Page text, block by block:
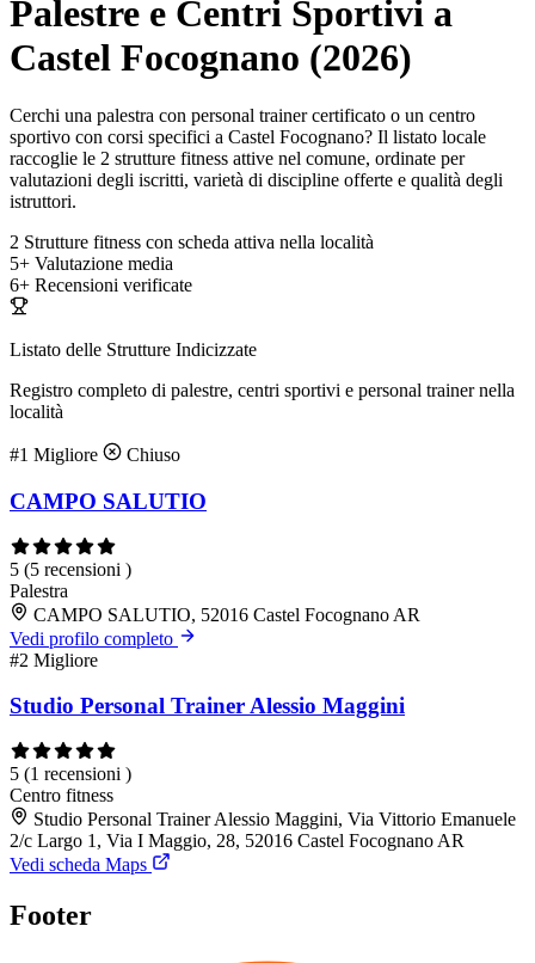
Palestre e Centri Sportivi a
Castel Focognano (2026)
Cerchi una palestra con personal trainer certificato o un centro
sportivo con corsi specifici a Castel Focognano? Il listato locale
raccoglie le 2 strutture fitness attive nel comune, ordinate per
valutazioni degli iscritti, varietà di discipline offerte e qualità degli
istruttori.
2 Strutture fitness con scheda attiva nella località
5+ Valutazione media
6+ Recensioni verificate
Listato delle Strutture Indicizzate
Registro completo di palestre, centri sportivi e personal trainer nella
località
#1 Migliore Chiuso
CAMPO SALUTIO
5 (5 recensioni )
Palestra
CAMPO SALUTIO, 52016 Castel Focognano AR
Vedi profilo completo
#2 Migliore
Studio Personal Trainer Alessio Maggini
5 (1 recensioni )
Centro fitness
Studio Personal Trainer Alessio Maggini, Via Vittorio Emanuele
2/c Largo 1, Via I Maggio, 28, 52016 Castel Focognano AR
Vedi scheda Maps
Footer